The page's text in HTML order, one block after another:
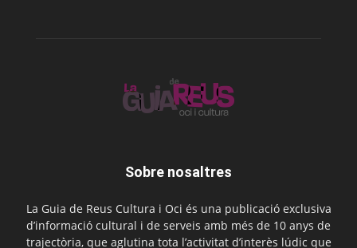
Sobre nosaltres
La Guia de Reus Cultura i Oci és una publicació exclusiva
d’informació cultural i de serveis amb més de 10 anys de
trajectòria, que aglutina tota l’activitat d’interès lúdic que